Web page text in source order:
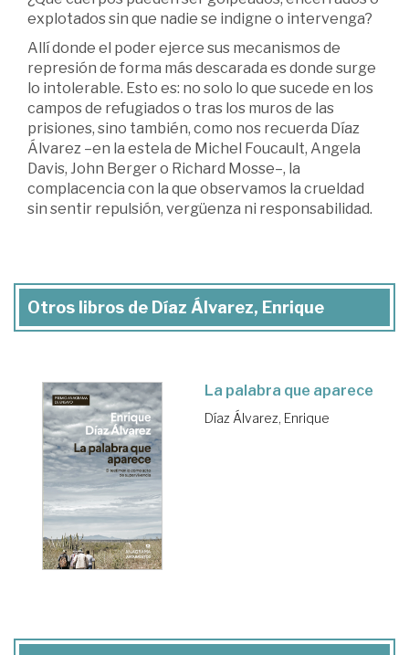
explotados sin que nadie se indigne o intervenga?
Allí donde el poder ejerce sus mecanismos de
represión de forma más descarada es donde surge
lo intolerable. Esto es: no solo lo que sucede en los
campos de refugiados o tras los muros de las
prisiones, sino también, como nos recuerda Díaz
Álvarez –en la estela de Michel Foucault, Angela
Davis, John Berger o Richard Mosse–, la
complacencia con la que observamos la crueldad
sin sentir repulsión, vergüenza ni responsabilidad.
Otros libros de Díaz Álvarez, Enrique
La palabra que aparece
Díaz Álvarez, Enrique